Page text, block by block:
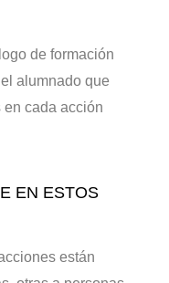
de formación
alumnado que
cada acción
EN ESTOS
están